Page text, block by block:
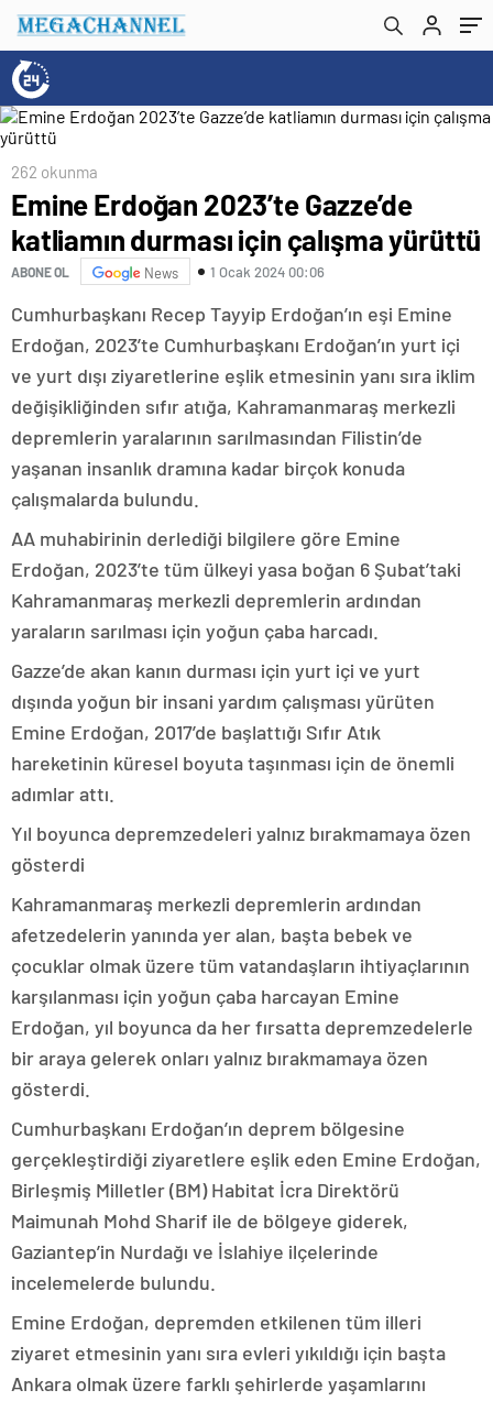
262 okunma
Emine Erdoğan 2023’te Gazze’de
katliamın durması için çalışma yürüttü
ABONE OL News 1 Ocak 2024 00:06
Cumhurbaşkanı Recep Tayyip Erdoğan’ın eşi Emine
Erdoğan, 2023’te Cumhurbaşkanı Erdoğan’ın yurt içi
ve yurt dışı ziyaretlerine eşlik etmesinin yanı sıra iklim
değişikliğinden sıfır atığa, Kahramanmaraş merkezli
depremlerin yaralarının sarılmasından Filistin’de
yaşanan insanlık dramına kadar birçok konuda
çalışmalarda bulundu.
AA muhabirinin derlediği bilgilere göre Emine
Erdoğan, 2023’te tüm ülkeyi yasa boğan 6 Şubat’taki
Kahramanmaraş merkezli depremlerin ardından
yaraların sarılması için yoğun çaba harcadı.
Gazze’de akan kanın durması için yurt içi ve yurt
dışında yoğun bir insani yardım çalışması yürüten
Emine Erdoğan, 2017’de başlattığı Sıfır Atık
hareketinin küresel boyuta taşınması için de önemli
adımlar attı.
Yıl boyunca depremzedeleri yalnız bırakmamaya özen
gösterdi
Kahramanmaraş merkezli depremlerin ardından
afetzedelerin yanında yer alan, başta bebek ve
çocuklar olmak üzere tüm vatandaşların ihtiyaçlarının
karşılanması için yoğun çaba harcayan Emine
Erdoğan, yıl boyunca da her fırsatta depremzedelerle
bir araya gelerek onları yalnız bırakmamaya özen
gösterdi.
Cumhurbaşkanı Erdoğan’ın deprem bölgesine
gerçekleştirdiği ziyaretlere eşlik eden Emine Erdoğan,
Birleşmiş Milletler (BM) Habitat İcra Direktörü
Maimunah Mohd Sharif ile de bölgeye giderek,
Gaziantep’in Nurdağı ve İslahiye ilçelerinde
incelemelerde bulundu.
Emine Erdoğan, depremden etkilenen tüm illeri
ziyaret etmesinin yanı sıra evleri yıkıldığı için başta
Ankara olmak üzere farklı şehirlerde yaşamlarını